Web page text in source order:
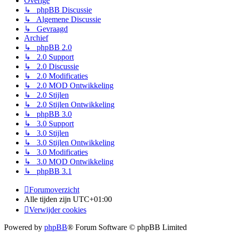
↳ phpBB Discussie
↳ Algemene Discussie
↳ Gevraagd
Archief
↳ phpBB 2.0
↳ 2.0 Support
↳ 2.0 Discussie
↳ 2.0 Modificaties
↳ 2.0 MOD Ontwikkeling
↳ 2.0 Stijlen
↳ 2.0 Stijlen Ontwikkeling
↳ phpBB 3.0
↳ 3.0 Support
↳ 3.0 Stijlen
↳ 3.0 Stijlen Ontwikkeling
↳ 3.0 Modificaties
↳ 3.0 MOD Ontwikkeling
↳ phpBB 3.1
Forumoverzicht
Alle tijden zijn UTC+01:00
Verwijder cookies
Powered by phpBB® Forum Software © phpBB Limited